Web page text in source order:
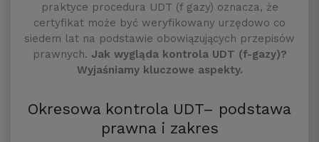
praktyce procedura UDT (f gazy) oznacza, że
certyfikat może być weryfikowany urzędowo co
siedem lat na podstawie obowiązujących przepisów
prawnych. Jak wygląda kontrola UDT (f-gazy)?
Wyjaśniamy kluczowe aspekty.
Okresowa kontrola UDT– podstawa
prawna i zakres